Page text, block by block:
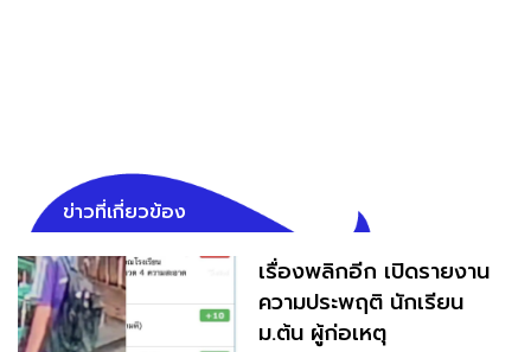
ข่าวที่เกี่ยวข้อง
เรื่องพลิกอีก เปิดรายงาน
ความประพฤติ นักเรียน
ม.ต้น ผู้ก่อเหตุ